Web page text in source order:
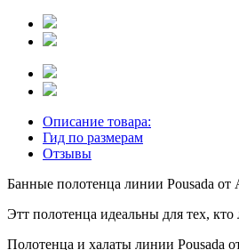
Описание товара:
Гид по размерам
Отзывы
Банные полотенца линии Pousada
Этт полотенца идеальны для тех,
Полотенца и халаты линии Pousada